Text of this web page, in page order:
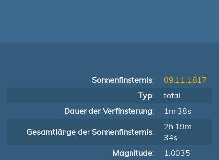
Sonnenfinsternis:
09.11.1817
Typ:
total
Dauer der Verfinsterung:
1m 38s
Gesamtlänge der Sonnenfinsternis:
2h 19m
34s
Magnitude:
1.0035